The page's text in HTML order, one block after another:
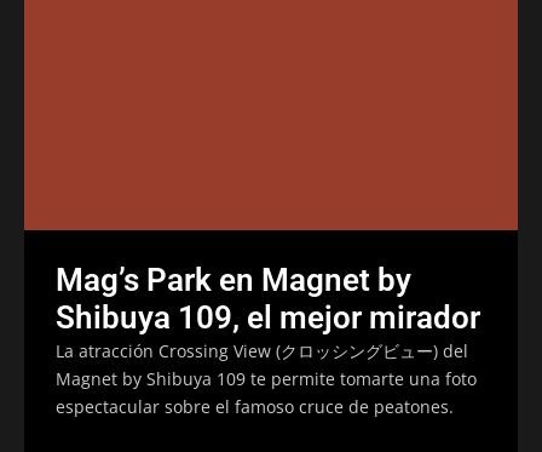
Mag’s Park en Magnet by
Shibuya 109, el mejor mirador
La atracción Crossing View (クロッシングビュー) del
Magnet by Shibuya 109 te permite tomarte una foto
espectacular sobre el famoso cruce de peatones.